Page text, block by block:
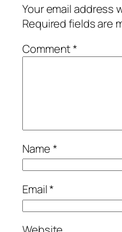
Your email address
Required fields are
Comment*
Name*
Email*